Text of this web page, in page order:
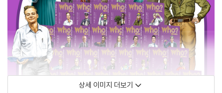
상세 이미지 더보기